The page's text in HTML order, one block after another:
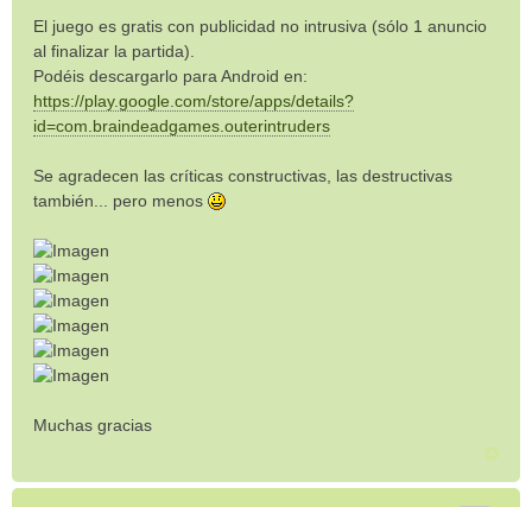
El juego es gratis con publicidad no intrusiva (sólo 1 anuncio
al finalizar la partida).
Podéis descargarlo para Android en:
https://play.google.com/store/apps/details?
id=com.braindeadgames.outerintruders
Se agradecen las críticas constructivas, las destructivas
también... pero menos
Muchas gracias